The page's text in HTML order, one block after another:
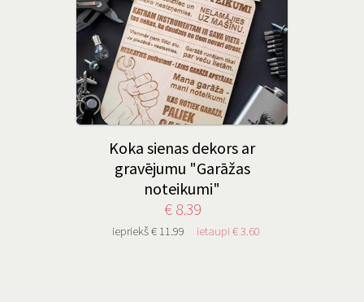
Koka sienas dekors ar
gravējumu "Garāžas
noteikumi"
€ 8.39
iepriekš € 11.99 ietaupi € 3.60